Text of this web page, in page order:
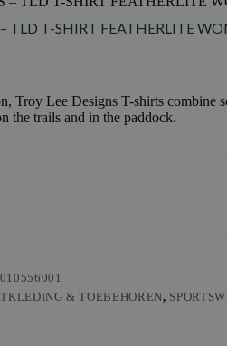
TLD T-SHIRT FEATHERLITE
Troy Lee Designs T-shirts combine
the trails and in the paddock.
& TOEBEHOREN,